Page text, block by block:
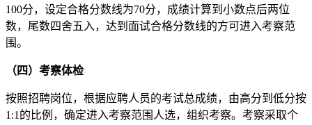
100分，设定合格分数线为70分，成绩计算到小数点后两位
数，尾数四舍五入，达到面试合格分数线的方可进入考察范
围。
（四）考察体检
按照招聘岗位，根据应聘人员的考试总成绩，由高分到低分按
1:1的比例，确定进入考察范围人选，组织考察。考察采取个